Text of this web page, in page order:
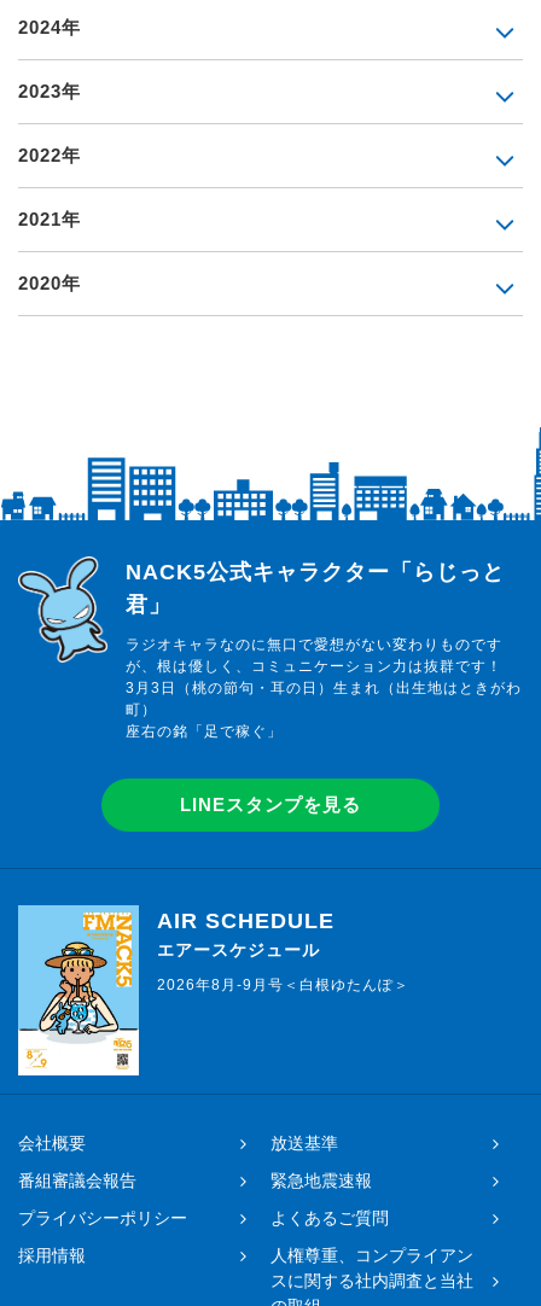
2024年
2023年
2022年
2021年
2020年
らじっと君
NACK5公式キャラクター「らじっと
君」
ラジオキャラなのに無口で愛想がない変わりものです
が、根は優しく、コミュニケーション力は抜群です！
3月3日（桃の節句・耳の日）生まれ（出生地はときがわ
町）
座右の銘「足で稼ぐ」
LINEスタンプを見る
AIR SCHEDULE
エアースケジュール
2026年8月-9月号＜白根ゆたんぽ＞
会社概要
放送基準
番組審議会報告
緊急地震速報
プライバシーポリシー
よくあるご質問
採用情報
人権尊重、コンプライアン
スに関する社内調査と当社